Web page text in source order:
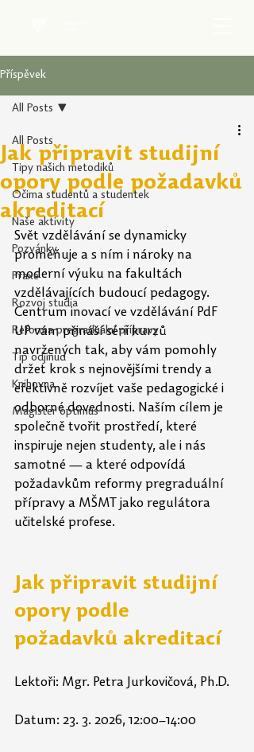
Příspěvek
All Posts
Tipy našich metodiků
Očima studentů a studentek
Naše aktivity
Pozvánky
Praxe
Rozvoj studia
Reforma pregraduální přípravy
Tip odjinud
Knihovna
Magister optimus
All Posts
Jak připravit studijní
opory podle požadavků
akreditací
Svět vzdělávání se dynamicky
proměňuje a s ním i nároky na
moderní výuku na fakultách
vzdělávajících budoucí pedagogy.
Centrum inovací ve vzdělávání PdF
UP vám přináší sérii kurzů
navržených tak, aby vám pomohly
držet krok s nejnovějšími trendy a
efektivně rozvíjet vaše pedagogické i
odborné dovednosti. Naším cílem je
společně tvořit prostředí, které
inspiruje nejen studenty, ale i nás
samotné — a které odpovídá
požadavkům reformy pregraduální
přípravy a MŠMT jako regulátora
učitelské profese.
Jak připravit studijní
opory podle
požadavků akreditací
Lektoři: Mgr. Petra Jurkovičová, Ph.D.
Datum: 23. 3. 2026, 12:00–14:00